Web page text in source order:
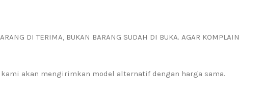
DI TERIMA, BUKAN BARANG SUDAH DI BUKA. AGAR KOMPLAIN
akan mengirimkan model alternatif dengan harga sama.